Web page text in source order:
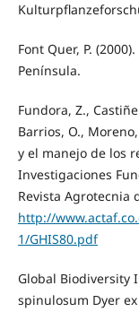
Font Quer, P.
Península.
Fundora, Z.,
Barrios, O.,
y el manejo de los
Investigaciones
Revista Agrotecnia
http://
1/GHIS80.pdf
Global Biodiversity
spinulosum Dyer